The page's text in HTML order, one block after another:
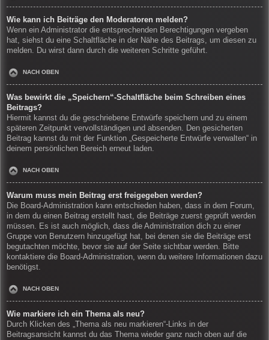
Wie kann ich Beiträge den Moderatoren melden?
Wenn ein Administrator die entsprechenden Berechtigungen vergeben
hat, siehst du eine Schaltfläche in der Nähe des Beitrags, um diesen zu
melden. Du wirst dann durch die weiteren Schritte geführt.
NACH OBEN
Was bewirkt die „Speichern“-Schaltfläche beim Schreiben eines
Beitrags?
Hiermit kannst du die geschriebene Entwürfe speichern und zu einem
späteren Zeitpunkt vervollständigen und absenden. Den gesicherten
Beitrag kannst du mit der Funktion „Gespeicherte Entwürfe verwalten“ in
deinem persönlichen Bereich erneut laden.
NACH OBEN
Warum muss mein Beitrag erst freigegeben werden?
Die Board-Administration kann entschieden haben, dass in dem Forum,
in dem du einen Beitrag erstellt hast, die Beiträge zuerst geprüft werden
müssen. Es ist auch möglich, dass die Administration dich zu einer
Gruppe von Benutzern hinzugefügt hat, bei denen sie die Beiträge erst
begutachten möchte, bevor sie auf der Seite sichtbar werden. Bitte
kontaktiere die Board-Administration, wenn du weitere Informationen dazu
benötigst.
NACH OBEN
Wie markiere ich ein Thema als neu?
Durch Klicken des „Thema als neu markieren“-Links in der
Beitragsansicht kannst du das Thema wieder ganz nach oben auf die